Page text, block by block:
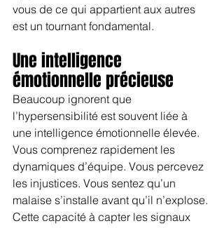
vous de ce qui appartient aux autres
est un tournant fondamental.
Une intelligence
émotionnelle précieuse
Beaucoup ignorent que
l’hypersensibilité est souvent liée à
une intelligence émotionnelle élevée.
Vous comprenez rapidement les
dynamiques d’équipe. Vous percevez
les injustices. Vous sentez qu’un
malaise s’installe avant qu’il n’explose.
Cette capacité à capter les signaux